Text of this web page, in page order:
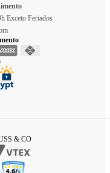
Exceto Feriados
& CO